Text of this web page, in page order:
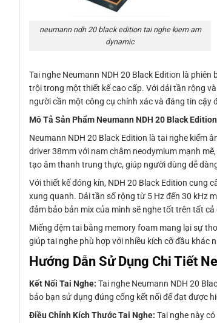
neumann ndh 20 black edition tai nghe kiem am
dynamic
Tai nghe Neumann NDH 20 Black Edition là
trội trong một thiết kế cao cấp. Với dải tần rộng
người cần một công cụ chính xác và đáng tin
Mô Tả Sản Phẩm Neumann NDH 20 Black Edition
Neumann NDH 20 Black Edition là tai nghe kiểm
driver 38mm với nam châm neodymium mạnh
tạo âm thanh trung thực, giúp người dùng dễ
Với thiết kế đóng kín, NDH 20 Black Edition cung
xung quanh. Dải tần số rộng từ 5 Hz đến 30 kHz
đảm bảo bản mix của mình sẽ nghe tốt trên tất
Miếng đệm tai bằng memory foam mang lại sự
giúp tai nghe phù hợp với nhiều kích cỡ đầu khác
Hướng Dẫn Sử Dụng Chi Tiết
Kết Nối Tai Nghe: Tai nghe Neumann NDH 20
bảo bạn sử dụng đúng cổng kết nối để đạt được
Điều Chỉnh Kích Thước Tai Nghe: Tai nghe này